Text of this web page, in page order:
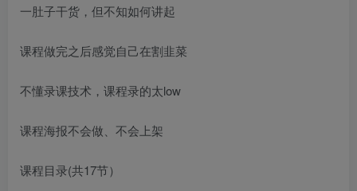
一肚子干货，但不知如何讲起
课程做完之后感觉自己在割韭菜
不懂录课技术，课程录的太low
课程海报不会做、不会上架
课程目录(共17节）